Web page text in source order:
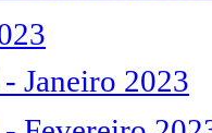
Janeiro 2023